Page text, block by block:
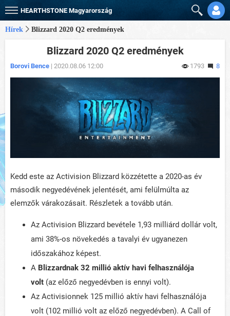
HEARTHSTONE Magyarország
Hírek Blizzard 2020 Q2 eredmények
Blizzard 2020 Q2 eredmények
Borovi Bence | 2020.08.06 12:00 1793 8
Kedd este az Activision Blizzard közzétette a 2020-as év
második negyedévének jelentését, ami felülmúlta az
elemzők várakozásait. Részletek a tovább után.
Az Activision Blizzard bevétele 1,93 milliárd dollár volt,
ami 38%-os növekedés a tavalyi év ugyanezen
időszakához képest.
A Blizzardnak 32 millió aktív havi felhasználója
volt (az előző negyedévben is ennyi volt).
Az Activisionnek 125 millió aktív havi felhasználója
volt (102 millió volt az előző negyedévben). A Call of